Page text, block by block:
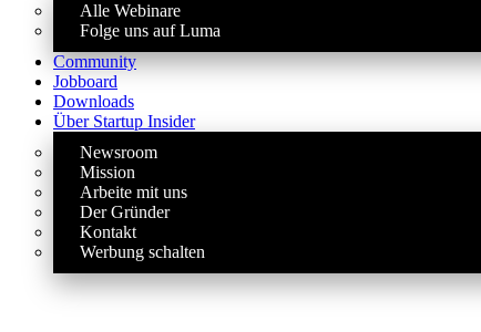
Alle Webinare
Folge uns auf Luma
Community
Jobboard
Downloads
Über Startup Insider
Newsroom
Mission
Arbeite mit uns
Der Gründer
Kontakt
Werbung schalten